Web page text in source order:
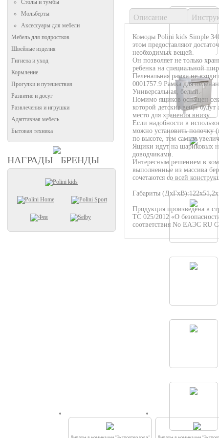
Столы и тумбы
Мольберты
Аксессуары для мебели
Мебель для подростков
Швейные изделия
Гигиена и уход
Кормление
Прогулки и путешествия
Развитие и досуг
Развлечения и игрушки
Адаптивная мебель
Бытовая техника
НАГРАДЫ БРЕНДЫ
Описание
Комоды Polini kids Simple
этом предоставляют
необходимых вещей.
Он позволяет не только
ребенка на специальной
Пеленальная рамка не
0001757.9 Рамка для
Универсальная, белый.
Помимо ящиков оснащен
которой детские вещи будут
место для хранения внизу.
Если надобности в
можно установить полочку
по высоте, тем самым
Ящики идут на шариковых
доводчиками.
Интересным решением в
выполненные из массива
сочетаются со всей
Габариты
Продукция произведена в
ТС 025/2012 «О
соответствия No ЕАЭС RU